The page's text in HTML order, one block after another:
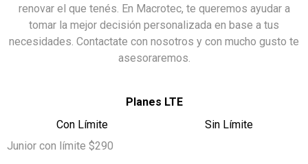
renovar el que tenés. En Macrotec, te queremos ayudar a
tomar la mejor decisión personalizada en base a tus
necesidades. Contactate con nosotros y con mucho gusto te
asesoraremos.
Planes LTE
Con Límite
Sin Límite
Junior con límite $290